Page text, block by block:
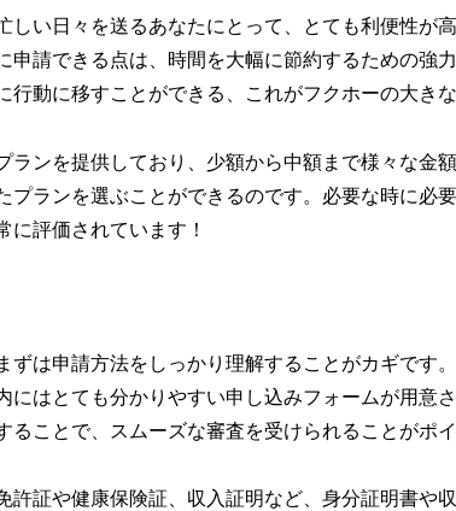
しい日々を送るあなたにとって、とても利便性が
申請できる点は、時間を大幅に節約するための強
動に移すことができる、これがフクホーの大き
ンを提供しており、少額から中額まで様々な金
ランを選ぶことができるのです。必要な時に必
に評価されています！
は申請方法をしっかり理解することがカギです
にはとても分かりやすい申し込みフォームが用意
ことで、スムーズな審査を受けられることがポイ
許証や健康保険証、収入証明など、身分証明書や